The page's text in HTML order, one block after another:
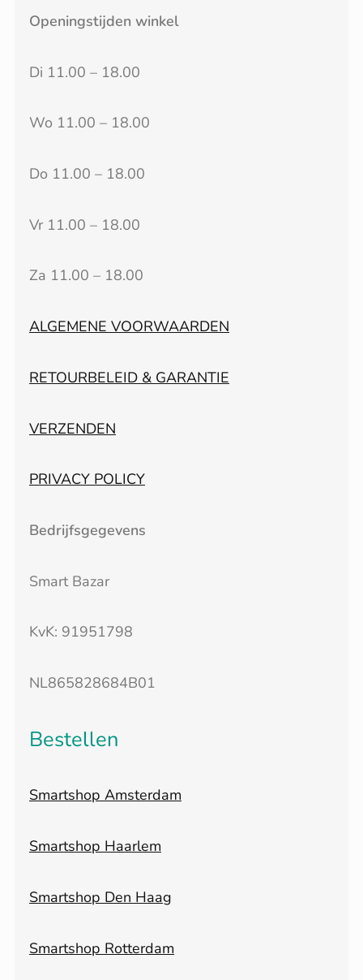
Openingstijden winkel
Di 11.00 – 18.00
Wo 11.00 – 18.00
Do 11.00 – 18.00
Vr 11.00 – 18.00
Za 11.00 – 18.00
ALGEMENE VOORWAARDEN
RETOURBELEID & GARANTIE
VERZENDEN
PRIVACY POLICY
Bedrijfsgegevens
Smart Bazar
KvK: 91951798
NL865828684B01
Bestellen
Smartshop Amsterdam
Smartshop Haarlem
Smartshop Den Haag
Smartshop Rotterdam